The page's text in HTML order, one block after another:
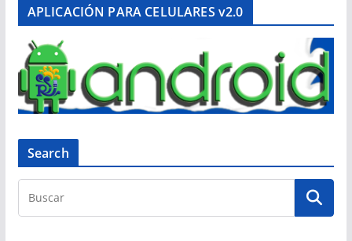
APLICACIÓN PARA CELULARES v2.0
Search